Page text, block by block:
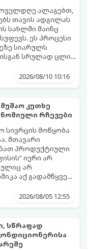
ალაგებთ,
თავის ადგილას
სახლში მაინც
ეს პროცესი
სიარულს
სრულად ცლის
მთავარ მიზეზს,
2026/08/10 10:16
კუთხე
რჩევები
სივრცის მოწყობა
მთავარი
პროდუქტიული
იერი არ
არ
აქ გადამწყვეტ
2026/08/05 12:55
სწრაფად